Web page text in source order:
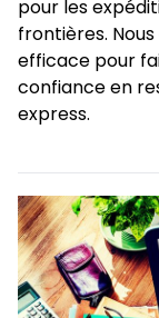
pour les
frontières.
efficace pour
confiance en
express.